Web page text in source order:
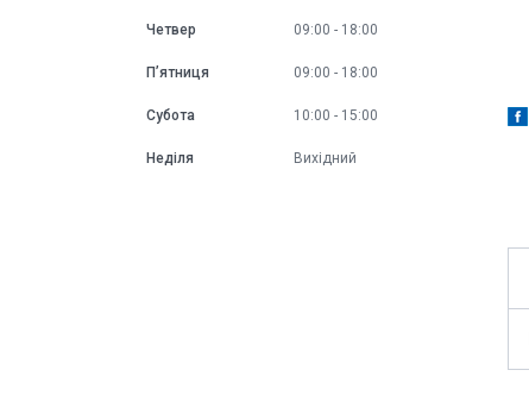
Четвер 09:00 18:00
Пʼятниця 09:00 18:00
Субота 10:00 15:00
Неділя Вихідний